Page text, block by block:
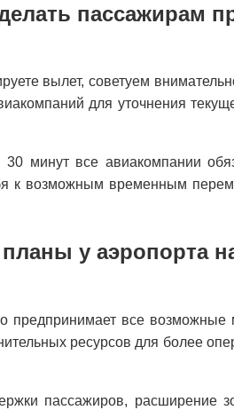
пассажирам
вылет, советуем
для уточнения
минут все авиакомпании
к возможным временным
планы у аэропорта
предпринимает все
ресурсов для более
пассажиров,